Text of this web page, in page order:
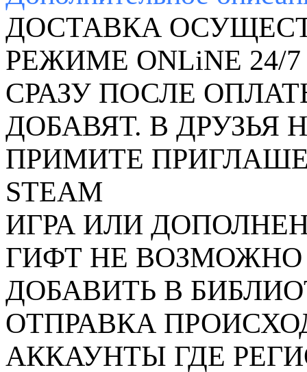
ДОСТАВКА
РЕЖИМЕ ONLiNE 24/7
СРАЗУ ПОСЛЕ
ДОБАВЯТ. В ДРУЗЬЯ
ПРИМИТЕ
STEAM
ИГРА ИЛИ
ГИФТ НЕ ВОЗМОЖНО
ДОБАВИТЬ В
ОТПРАВКА
АККАУНТЫ ГДЕ